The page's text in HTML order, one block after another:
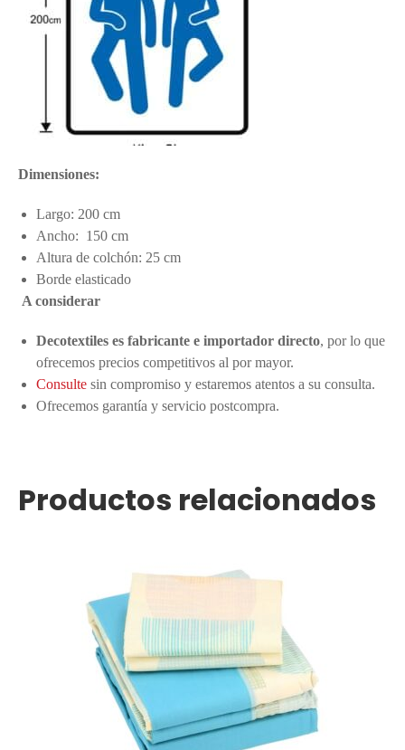
Dimensiones:
Largo: 200 cm
Ancho: 150 cm
Altura de colchón: 25 cm
Borde elasticado
A considerar
Decotextiles es fabricante e importador directo, por lo que
ofrecemos precios competitivos al por mayor.
Consulte sin compromiso y estaremos atentos a su consulta.
Ofrecemos garantía y servicio postcompra.
Productos relacionados